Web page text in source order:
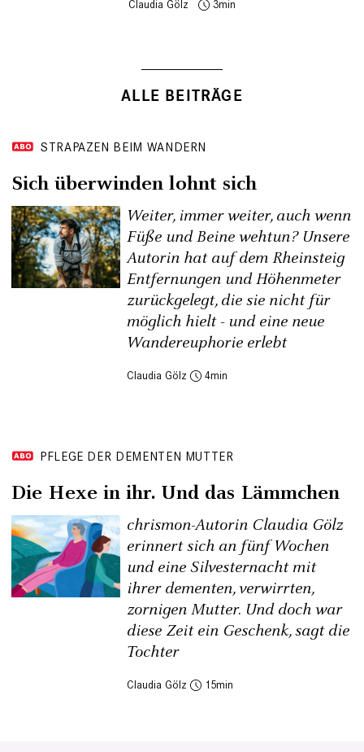
Claudia Gölz 3
ALLE BEITRÄGE
STRAPAZEN BEIM WANDERN
Sich überwinden lohnt sich
Weiter, immer weiter, auch wenn
Füße und Beine wehtun? Unsere
Autorin hat auf dem Rheinsteig
Entfernungen und Höhenmeter
zurückgelegt, die sie nicht für
möglich hielt - und eine neue
Wandereuphorie erlebt
Claudia Gölz 4
PFLEGE DER DEMENTEN MUTTER
Die Hexe in ihr. Und das Lämmchen
chrismon-Autorin Claudia Gölz
erinnert sich an fünf Wochen
und eine Silvesternacht mit
ihrer dementen, verwirrten,
zornigen Mutter. Und doch war
diese Zeit ein Geschenk, sagt die
Tochter
Claudia Gölz 15